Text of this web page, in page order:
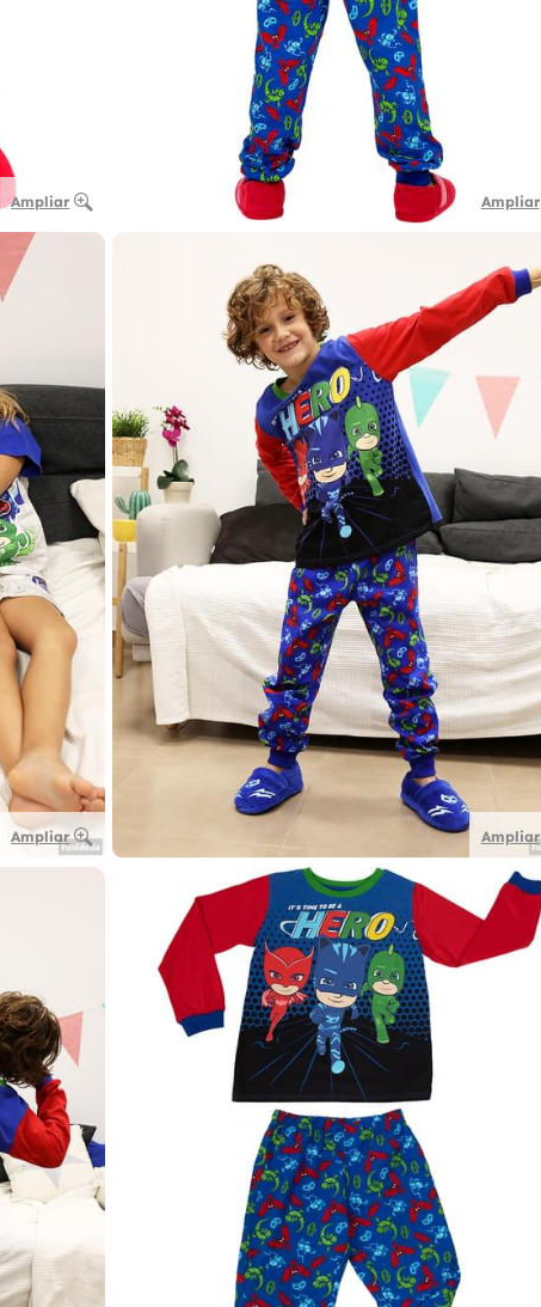
Ampliar Ampliar
Ampliar Ampliar